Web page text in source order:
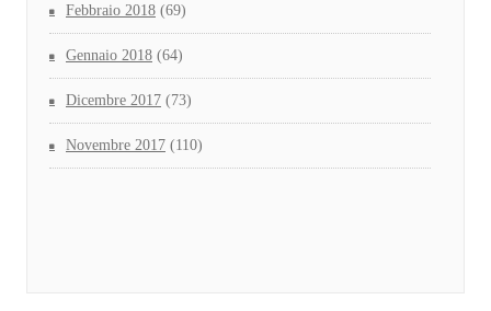
Febbraio 2018 (69)
Gennaio 2018 (64)
Dicembre 2017 (73)
Novembre 2017 (110)